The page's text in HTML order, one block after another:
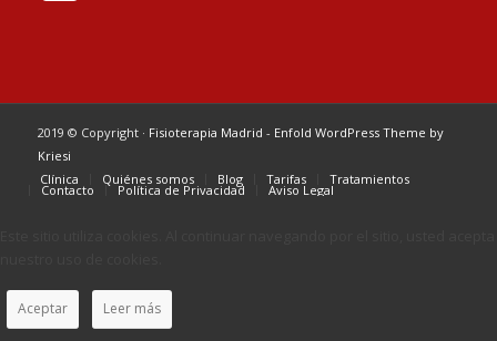
2019 © Copyright · Fisioterapia Madrid - Enfold WordPress Theme by
Kriesi
Clínica
Quiénes somos Blog Tarifas Tratamientos
Contacto Política de Privacidad Aviso Legal
Aceptar Leer más